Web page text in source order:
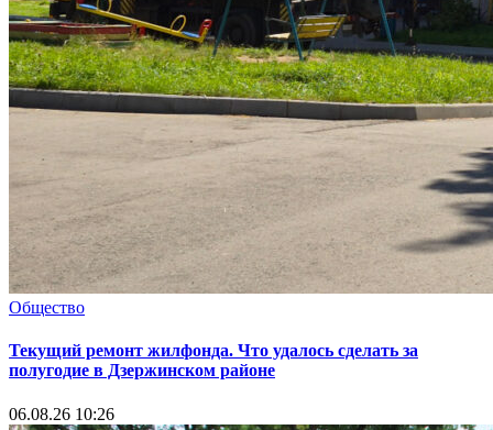
Общество
Текущий ремонт жилфонда. Что удалось сделать за
полугодие в Дзержинском районе
06.08.26 10:26